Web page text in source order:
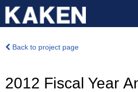
Back to project page
2012 Fiscal Year